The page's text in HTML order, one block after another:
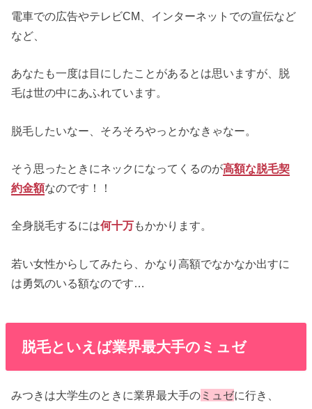
電車での広告やテレビCM、インターネットでの宣伝など
など、
あなたも一度は目にしたことがあるとは思いますが、脱
毛は世の中にあふれています。
脱毛したいなー、そろそろやっとかなきゃなー。
そう思ったときにネックになってくるのが高額な脱毛契
約金額なのです！！
全身脱毛するには何十万もかかります。
若い女性からしてみたら、かなり高額でなかなか出すに
は勇気のいる額なのです…
脱毛といえば業界最大手のミュゼ
みつきは大学生のときに業界最大手の ミュゼに行き、